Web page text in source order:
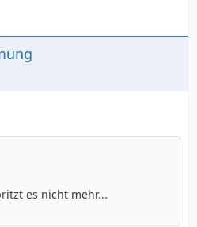
es nicht mehr...